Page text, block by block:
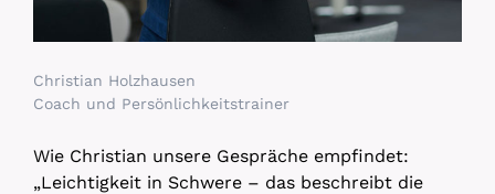
Christian Holzhausen
Coach und Persönlichkeitstrainer
Wie Christian unsere Gespräche empfindet:
„Leichtigkeit in Schwere – das beschreibt die